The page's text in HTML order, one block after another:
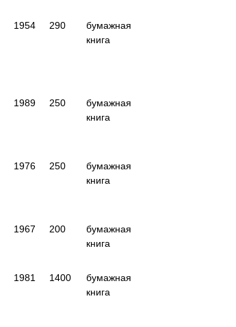
1954 290
бумажная
книга
1989 250
бумажная
книга
1976 250
бумажная
книга
1967 200
бумажная
книга
1981 1400
бумажная
книга